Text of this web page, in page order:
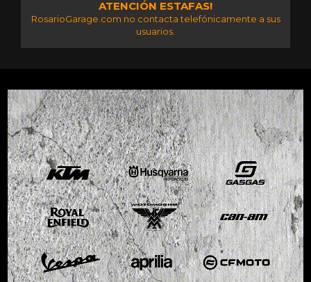
ATENCIÓN ESTAFAS!
RosarioGarage.com no contacta telefónicamente a sus
usuarios.